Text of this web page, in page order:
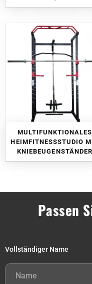
MULTIFUNKTIONALES
HEIMFITNESSSTUDIO
KNIEBEUGENSTÄNDER
Passen
Vollständiger Name